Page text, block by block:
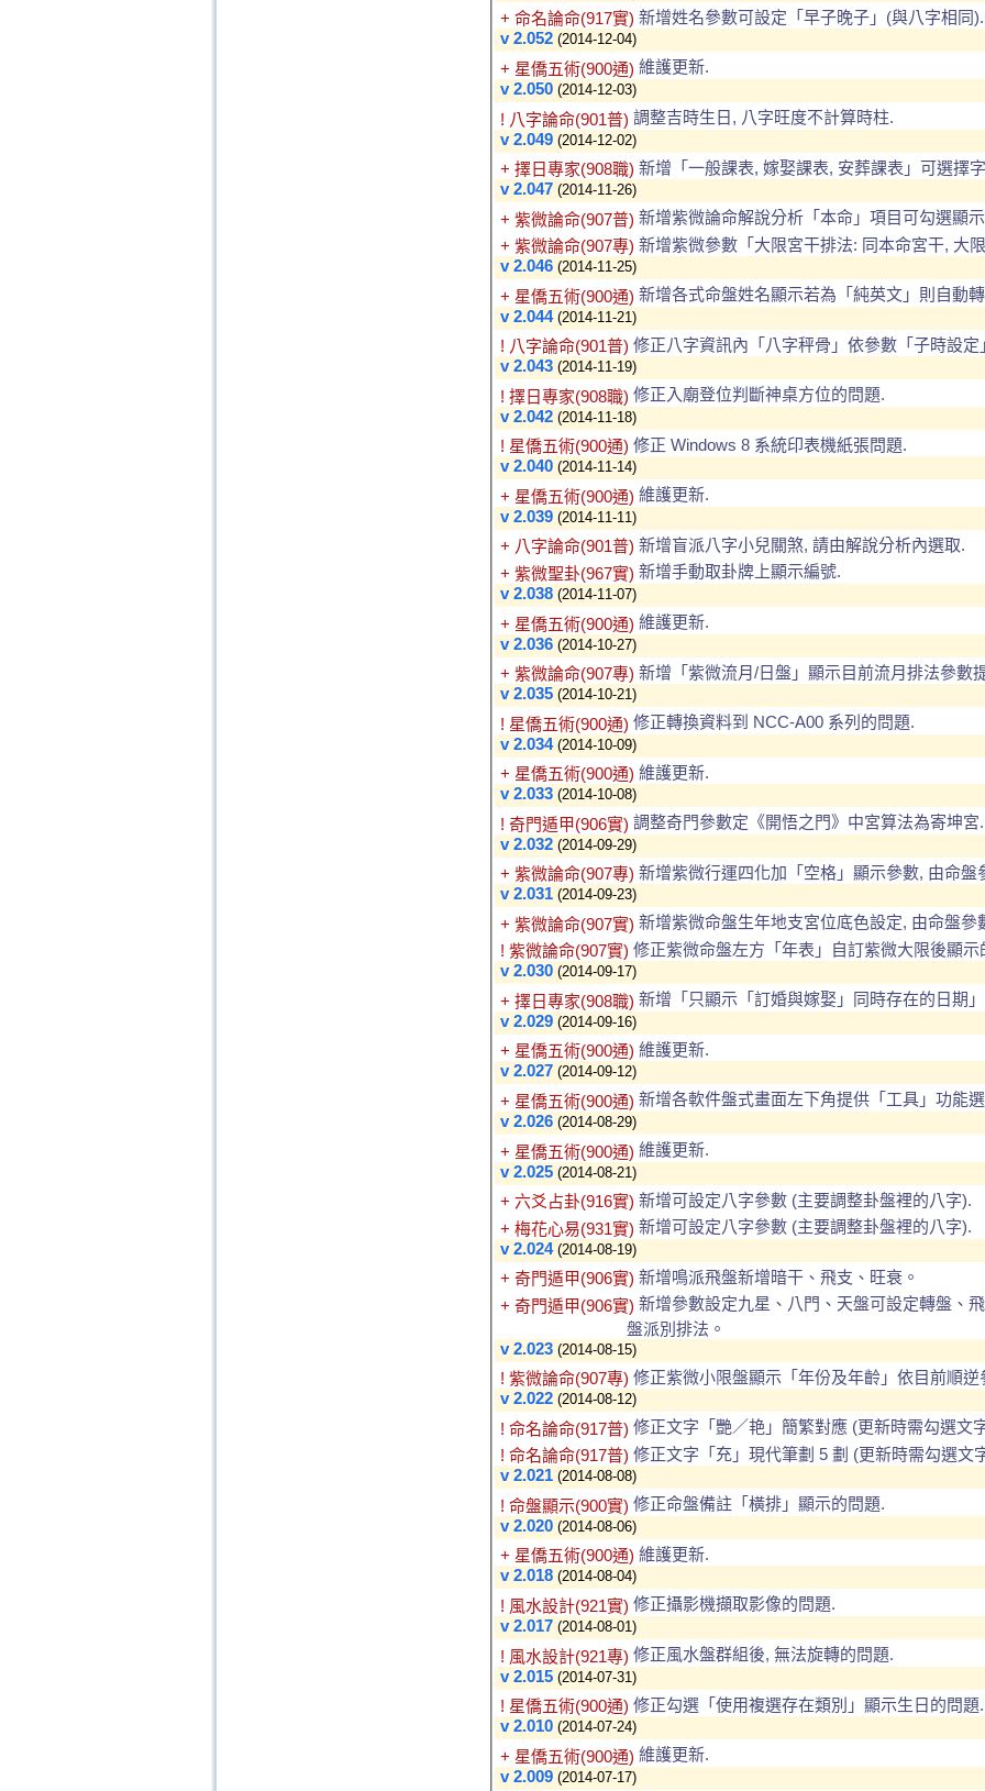
+ 命名論命(917實) 新增姓名參數可設定「早子晚子」(與八字相同).
v 2.052 (2014-12-04)
+ 星僑五術(900通) 維護更新.
v 2.050 (2014-12-03)
! 八字論命(901普) 調整吉時生日, 八字旺度不計算時柱.
v 2.049 (2014-12-02)
+ 擇日專家(908職) 新增「一般課表, 嫁娶課表, 安葬課表」可選擇
v 2.047 (2014-11-26)
+ 紫微論命(907普) 新增紫微論命解說分析「本命」項目可勾選顯
+ 紫微論命(907專) 新增紫微參數「大限宮干排法: 同本命宮干, 大
v 2.046 (2014-11-25)
+ 星僑五術(900通) 新增各式命盤姓名顯示若為「純英文」則自動
v 2.044 (2014-11-21)
! 八字論命(901普) 修正八字資訊內「八字秤骨」依參數「子時設定
v 2.043 (2014-11-19)
! 擇日專家(908職) 修正入廟登位判斷神桌方位的問題.
v 2.042 (2014-11-18)
! 星僑五術(900通) 修正 Windows 8 系統印表機紙張問題.
v 2.040 (2014-11-14)
+ 星僑五術(900通) 維護更新.
v 2.039 (2014-11-11)
+ 八字論命(901普) 新增盲派八字小兒關煞, 請由解說分析內選取.
+ 紫微聖卦(967實) 新增手動取卦牌上顯示編號.
v 2.038 (2014-11-07)
+ 星僑五術(900通) 維護更新.
v 2.036 (2014-10-27)
+ 紫微論命(907專) 新增「紫微流月/日盤」顯示目前流月排法參數
v 2.035 (2014-10-21)
! 星僑五術(900通) 修正轉換資料到 NCC-A00 系列的問題.
v 2.034 (2014-10-09)
+ 星僑五術(900通) 維護更新.
v 2.033 (2014-10-08)
! 奇門遁甲(906實) 調整奇門參數定《開悟之門》中宮算法為寄坤宮.
v 2.032 (2014-09-29)
+ 紫微論命(907專) 新增紫微行運四化加「空格」顯示參數, 由命盤
v 2.031 (2014-09-23)
+ 紫微論命(907實) 新增紫微命盤生年地支宮位底色設定, 由命盤參
! 紫微論命(907實) 修正紫微命盤左方「年表」自訂紫微大限後顯示
v 2.030 (2014-09-17)
+ 擇日專家(908職) 新增「只顯示「訂婚與嫁娶」同時存在的日期
v 2.029 (2014-09-16)
+ 星僑五術(900通) 維護更新.
v 2.027 (2014-09-12)
+ 星僑五術(900通) 新增各軟件盤式畫面左下角提供「工具」功能
v 2.026 (2014-08-29)
+ 星僑五術(900通) 維護更新.
v 2.025 (2014-08-21)
+ 六爻占卦(916實) 新增可設定八字參數 (主要調整卦盤裡的八字).
+ 梅花心易(931實) 新增可設定八字參數 (主要調整卦盤裡的八字).
v 2.024 (2014-08-19)
+ 奇門遁甲(906實) 新增鳴派飛盤新增暗干、飛支、旺衰。
+ 奇門遁甲(906實) 新增參數設定九星、八門、天盤可設定轉盤、
盤派別排法。
v 2.023 (2014-08-15)
! 紫微論命(907專) 修正紫微小限盤顯示「年份及年齡」依目前順逆
v 2.022 (2014-08-12)
! 命名論命(917普) 修正文字「艷／艳」簡繁對應 (更新時需勾選文
! 命名論命(917普) 修正文字「充」現代筆劃 5 劃 (更新時需勾選文
v 2.021 (2014-08-08)
! 命盤顯示(900實) 修正命盤備註「橫排」顯示的問題.
v 2.020 (2014-08-06)
+ 星僑五術(900通) 維護更新.
v 2.018 (2014-08-04)
! 風水設計(921實) 修正攝影機擷取影像的問題.
v 2.017 (2014-08-01)
! 風水設計(921專) 修正風水盤群組後, 無法旋轉的問題.
v 2.015 (2014-07-31)
! 星僑五術(900通) 修正勾選「使用複選存在類別」顯示生日的問題.
v 2.010 (2014-07-24)
+ 星僑五術(900通) 維護更新.
v 2.009 (2014-07-17)